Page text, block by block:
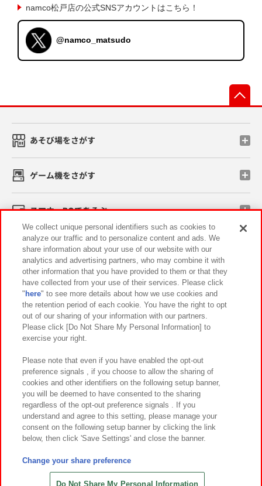
namco松戸店の公式SNSアカウントはこちら！
@namco_matsudo
あそび場をさがす
ゲーム機をさがす
スマホ・PCであそぶ
イベント・キャンペーン
関連会社 サステナビリティ サイトポリシー
プライバシーポリシー ウェブアクセシビリティ方針と検証結果
お取引先さまとともに
カスタマーハラスメント対応方針 よくあるご質問・お問い合わせ
©Bandai Namco Amusement Inc.
©Bandai Namco Amusement Lab Inc.
©HANAYASHIKI Co., Ltd. All Rights Reserved.
We collect unique personal identifiers such as cookies to
analyze our traffic and to personalize content and ads. We
share information about your use of our website with our
analytics and advertising partners, who may combine it with
other information that you have provided to them or that they
have collected from your use of their services. Please click
" here" to see more details about how we use cookies and
the retention period of each cookie. You have the right to opt
out of our sharing of your information with our partners.
Please click [Do Not Share My Personal Information] to
exercise your right.
Please note that even if you have enabled the opt-out
preference signals , if you choose to allow the sharing of
cookies and other identifiers on the following setup banner,
you will be deemed to have consented to the sharing
regardless of the opt-out preference signals . If you
understand and agree to this setting, please manage your
consent on the following setup banner by clicking the link
below, then click 'Save Settings' and close the banner.
Change your share preference
Do Not Share My Personal Information